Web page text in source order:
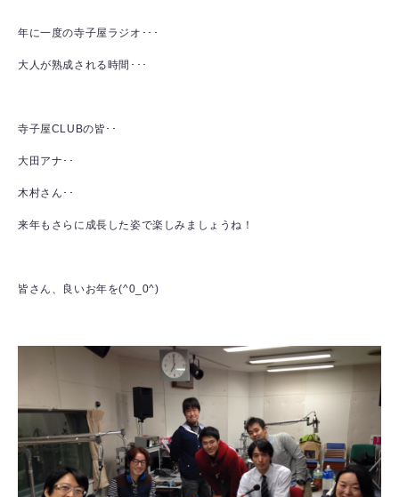
年に一度の寺子屋ラジオ･･･
大人が熟成される時間･･･
寺子屋CLUBの皆･･
大田アナ･･
木村さん･･
来年もさらに成長した姿で楽しみましょうね！
皆さん、良いお年を(^0_0^)